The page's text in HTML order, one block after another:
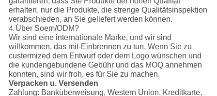
erhalten, nur die Produkte, die strenge Qualitätsinspektion
verabschieden, an Sie geliefert werden können.
4. Über Soem/ODM?
Wir sind eine internationale Marke, und wir sind
willkommen, das mit-Einbrennen zu tun. Wenn Sie zu
custermized dem Entwurf oder dem Logo wünschen und
die kundengebundene Gebühr und das MOQ annehmen
konnten, sind wir froh, es für Sie zu machen.
Verpacken u. Versenden
Zahlung: Banküberweisung, Western Union, Kreditkarte,